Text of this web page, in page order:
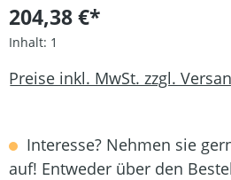
204,38 €*
Inhalt: 1
Preise inkl. MwSt. zzgl.
Interesse? Nehmen sie
auf! Entweder über den